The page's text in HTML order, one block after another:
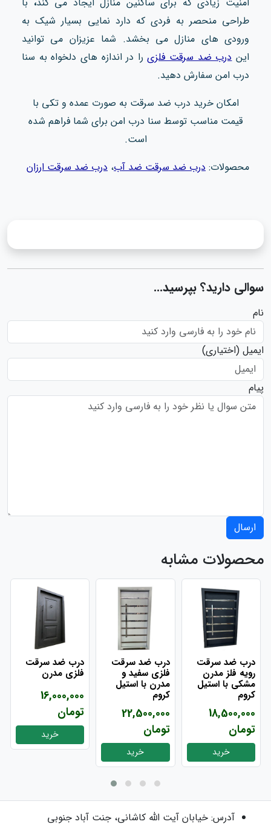
طراحی منحصر به فردی که دارد نمایی بسیار شیک به
ورودی های منازل می بخشد. شما عزیزان می توانید
ایندرب ضد سرقت فلزیرا در اندازه های دلخواه به سنا
درب امن سفارش دهید.
امکان خرید درب ضد سرقت به صورت عمده و تکی با
قیمت مناسب توسط سنا درب امن برای شما فراهم شده
است.
محصولات: درب ضد سرقت ضد آب، درب ضد سرقت ارزان
سوالی دارید؟ بپرسید...
نام
ایمیل (اختیاری)
پیام
ارسال
محصولات مشابه
درب ضد سرقت
فلزی مدرن
16,000,000
تومان
خرید
درب ضد سرقت
فلزی سفید و
مدرن با استیل
کروم
22,500,000
تومان
خرید
درب ضد سرقت
رویه فلز مدرن
مشکی با استیل
کروم
18,500,000
تومان
خرید
آدرس: خیابان آیت الله کاشانی، جنت آباد جنوبی